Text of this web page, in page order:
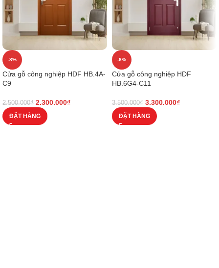
-8%
Cửa gỗ công nghiệp HDF HB.4A-
C9
2.500.000₫ 2.300.000₫
ĐẶT HÀNG
-6%
Cửa gỗ công nghiệp HDF
HB.6G4-C11
3.500.000₫ 3.300.000₫
ĐẶT HÀNG